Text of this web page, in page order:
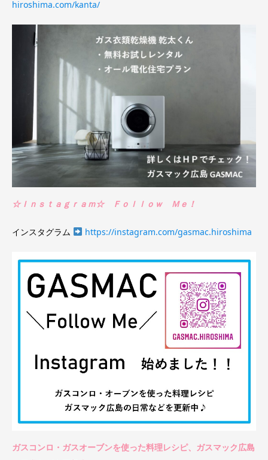
hiroshima.com/kanta/
☆Ｉｎｓｔａｇｒａｍ☆ Ｆｏｌｌｏｗ Ｍｅ！
インスタグラム https://instagram.com/gasmac.hiroshima
ガスコンロ・ガスオーブンを使った料理レシピ、ガスマック広島